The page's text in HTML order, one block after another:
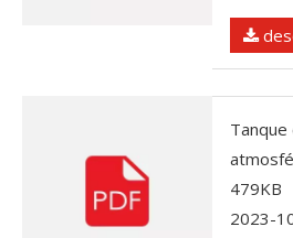
Tanque
479KB
2023-